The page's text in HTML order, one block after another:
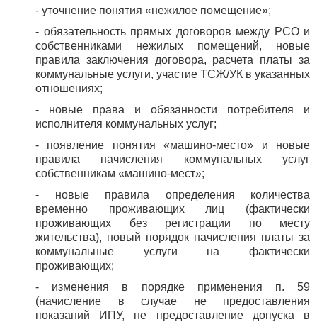
- уточнение понятия «нежилое помещение»;
- обязательность прямых договоров между РСО и
собственниками нежилых помещений, новые
правила заключения договора, расчета платы за
коммунальные услуги, участие ТСЖ/УК в указанных
отношениях;
- новые права и обязанности потребителя и
исполнителя коммунальных услуг;
- появление понятия «машино-место» и новые
правила начисления коммунальных услуг
собственникам «машино-мест»;
- новые правила определения количества
временно проживающих лиц (фактически
проживающих без регистрации по месту
жительства), новый порядок начисления платы за
коммунальные услуги на фактически
проживающих;
- изменения в порядке применения п. 59
(начисление в случае не предоставления
показаний ИПУ, не предоставление допуска в